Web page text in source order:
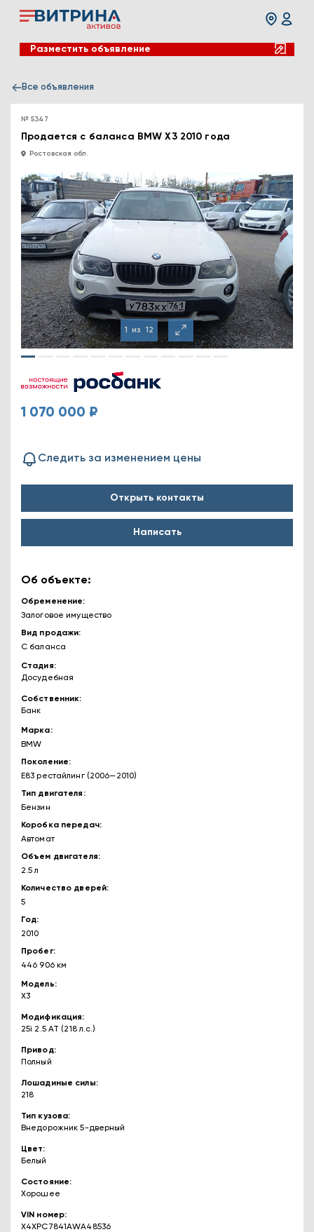
Разместить объявление
Все объявления
№ 5347
Продается с баланса BMW X3 2010 года
Ростовская обл.
1 из 12
1 070 000 ₽
Следить за изменением цены
Открыть контакты
Написать
Об объекте:
Обременение
Залоговое имущество
Вид продажи
С баланса
Стадия
Досудебная
Собственник
Банк
Марка
BMW
Поколение
E83 рестайлинг (2006—2010)
Тип двигателя
Бензин
Коробка передач
Автомат
Объем двигателя
2.5 л
Количество дверей
5
Год
2010
Пробег
446 906 км
Модель
X3
Модификация
25i 2.5 AT (218 л.с.)
Привод
Полный
Лошадиные силы
218
Тип кузова
Внедорожник 5-дверный
Цвет
Белый
Состояние
Хорошее
VIN номер
X4XPC7841AWA48536